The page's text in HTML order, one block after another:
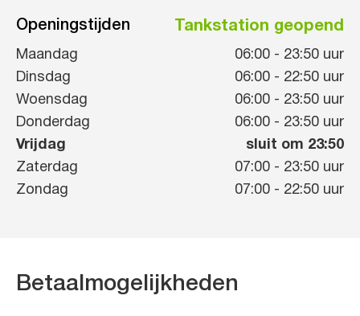
Openingstijden Tankstation geopend
Maandag 06:00 - 23:50 uur
Dinsdag
06:00 - 22:50 uur
Woensdag
06:00 - 23:50 uur
Donderdag
06:00 - 23:50 uur
Vrijdag
sluit om 23:50
Zaterdag
07:00 - 23:50 uur
Zondag
07:00 - 22:50 uur
Betaalmogelijkheden